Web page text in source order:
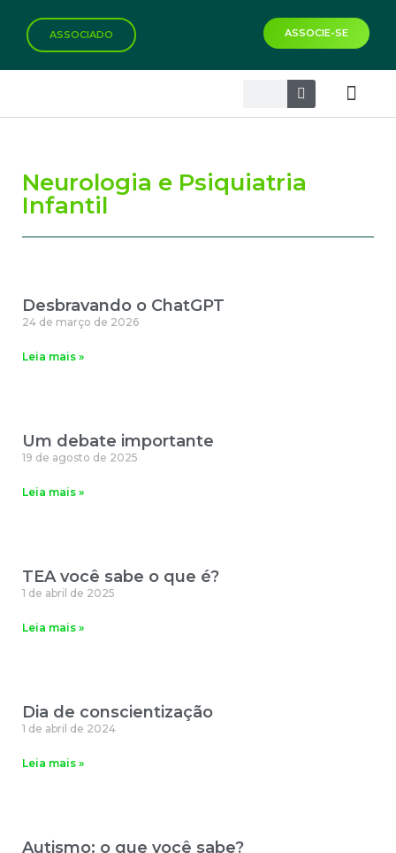
ASSOCIADO ASSOCIE-SE
Neurologia e Psiquiatria
Infantil
Desbravando o ChatGPT
24 de março de 2026
Leia mais »
Um debate importante
19 de agosto de 2025
Leia mais »
TEA você sabe o que é?
1 de abril de 2025
Leia mais »
Dia de conscientização
1 de abril de 2024
Leia mais »
Autismo: o que você sabe?